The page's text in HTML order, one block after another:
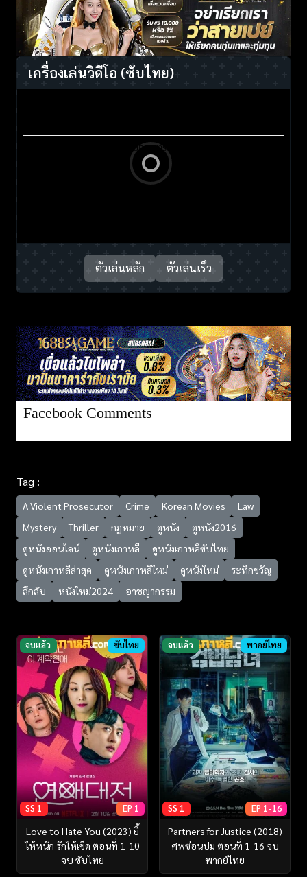
เครื่องเล่นวิดีโอ (ซับไทย)
ตัวเล่นหลัก ตัวเล่นเร็ว
Facebook Comments
Tag :
A Violent Prosecutor Crime Korean Movies
Law
Mystery
Thriller กฏหมาย ดูหนัง
ดูหนัง2016
ดูหนังออนไลน์
ดูหนังเกาหลี
ดูหนังเกาหลีซับไทย
ดูหนังเกาหลีล่าสุด
ดูหนังเกาหลีใหม่ ดูหนังใหม่
ระทึกขวัญ
ลึกลับ
หนังใหม่2024 อาชญากรรม
จบแล้ว ซับไทย
SS 1 EP 1
Love to Hate You (2023) ยี้
ให้หนัก รักให้เข็ด ตอนที่ 1-10
จบ ซับไทย
จบแล้ว พากย์ไทย
SS 1 EP 1-16
Partners for Justice (2018)
ศพซ่อนปม ตอนที่ 1-16 จบ
พากย์ไทย